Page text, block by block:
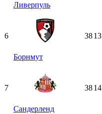
Ливерпуль
6
Борнмут
3813
7
Сандерленд
3814